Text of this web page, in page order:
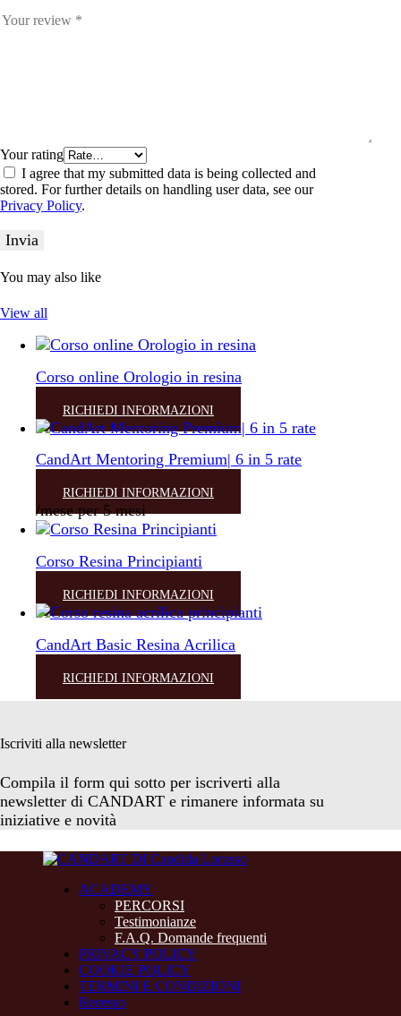
Your rating
I agree that my submitted data is being collected and
stored. For further details on handling user data, see our
Privacy Policy.
You may also like
View all
Corso online Orologio in resina
RICHIEDI INFORMAZIONI
CandArt Mentoring Premium| 6 in 5 rate
RICHIEDI INFORMAZIONI
/mese per 5 mesi
Corso Resina Principianti
RICHIEDI INFORMAZIONI
CandArt Basic Resina Acrilica
RICHIEDI INFORMAZIONI
Iscriviti alla newsletter
Compila il form qui sotto per iscriverti alla
newsletter di CANDART e rimanere informata su
iniziative e novità
ACADEMY
PERCORSI
Testimonianze
F.A.Q. Domande frequenti
PRIVACY POLICY
COOKIE POLICY
TERMINI E CONDIZIONI
Recesso